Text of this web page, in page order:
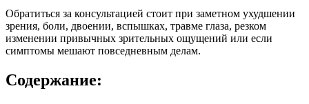
Обратиться за консультацией стоит при заметном ухудшении
зрения, боли, двоении, вспышках, травме глаза, резком
изменении привычных зрительных ощущений или если
симптомы мешают повседневным делам.
Содержание: